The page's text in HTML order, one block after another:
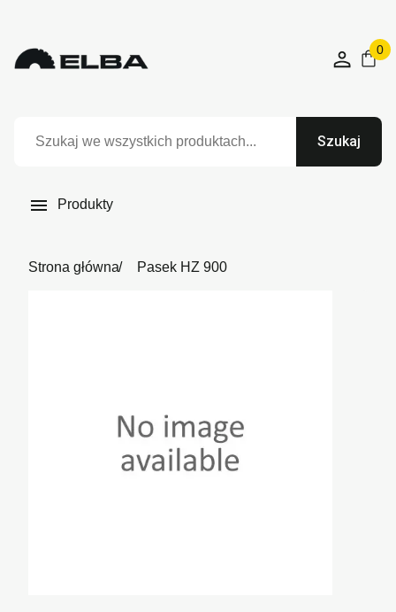
0
Szukaj
 Produkty
Strona główna Pasek HZ 900